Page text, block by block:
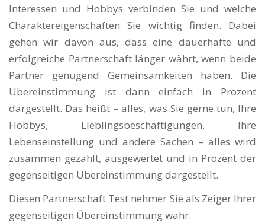
Interessen und Hobbys verbinden Sie und welche
Charaktereigenschaften Sie wichtig finden. Dabei
gehen wir davon aus, dass eine dauerhafte und
erfolgreiche Partnerschaft länger währt, wenn beide
Partner genügend Gemeinsamkeiten haben. Die
Übereinstimmung ist dann einfach in Prozent
dargestellt. Das heißt – alles, was Sie gerne tun, Ihre
Hobbys, Lieblingsbeschäftigungen, Ihre
Lebenseinstellung und andere Sachen – alles wird
zusammen gezählt, ausgewertet und in Prozent der
gegenseitigen Übereinstimmung dargestellt.
Diesen Partnerschaft Test nehmer Sie als Zeiger Ihrer
gegenseitigen Übereinstimmung wahr.